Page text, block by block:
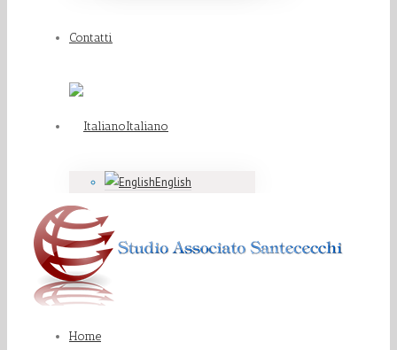
Contatti
Italiano
English
Home